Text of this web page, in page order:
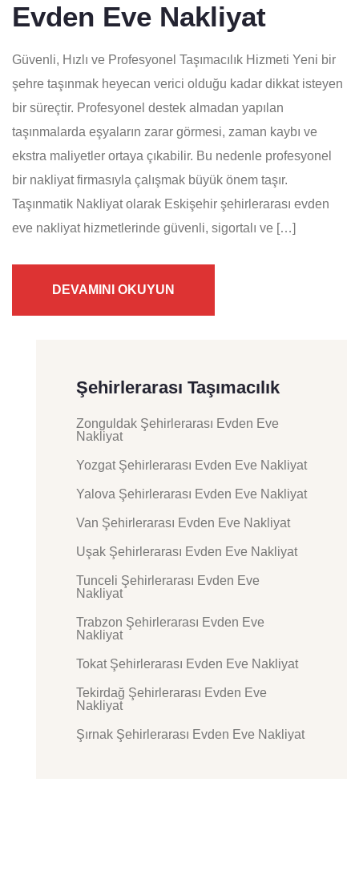
Evden Eve Nakliyat
Güvenli, Hızlı ve Profesyonel Taşımacılık Hizmeti Yeni bir
şehre taşınmak heyecan verici olduğu kadar dikkat isteyen
bir süreçtir. Profesyonel destek almadan yapılan
taşınmalarda eşyaların zarar görmesi, zaman kaybı ve
ekstra maliyetler ortaya çıkabilir. Bu nedenle profesyonel
bir nakliyat firmasıyla çalışmak büyük önem taşır.
Taşınmatik Nakliyat olarak Eskişehir şehirlerarası evden
eve nakliyat hizmetlerinde güvenli, sigortalı ve […]
DEVAMINI OKUYUN
Şehirlerarası Taşımacılık
Zonguldak Şehirlerarası Evden Eve
Nakliyat
Yozgat Şehirlerarası Evden Eve Nakliyat
Yalova Şehirlerarası Evden Eve Nakliyat
Van Şehirlerarası Evden Eve Nakliyat
Uşak Şehirlerarası Evden Eve Nakliyat
Tunceli Şehirlerarası Evden Eve
Nakliyat
Trabzon Şehirlerarası Evden Eve
Nakliyat
Tokat Şehirlerarası Evden Eve Nakliyat
Tekirdağ Şehirlerarası Evden Eve
Nakliyat
Şırnak Şehirlerarası Evden Eve Nakliyat